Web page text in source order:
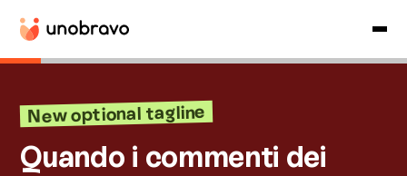
New optional tagline
Quando i commenti dei